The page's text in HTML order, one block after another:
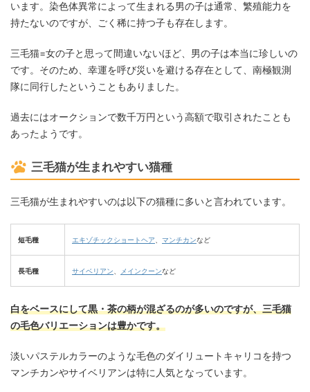
います。染色体異常によって生まれる男の子は通常、繁殖能力を
持たないのですが、ごく稀に持つ子も存在します。
三毛猫=女の子と思って間違いないほど、男の子は本当に珍しいの
です。そのため、幸運を呼び災いを避ける存在として、南極観測
隊に同行したということもありました。
過去にはオークションで数千万円という高額で取引されたことも
あったようです。
三毛猫が生まれやすい猫種
三毛猫が生まれやすいのは以下の猫種に多いと言われています。
短毛種 エキゾチックショートヘア マンチカンなど
長毛種 サイベリアン メインクーンなど
白をベースにして黒・茶の柄が混ざるのが多いのですが、三毛猫
の毛色バリエーションは豊かです。
淡いパステルカラーのような毛色のダイリュートキャリコを持つ
マンチカンやサイベリアンは特に人気となっています。